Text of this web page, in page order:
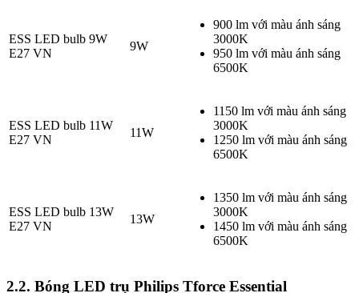
ESS LED bulb 9W
E27 VN
9W
900 lm với màu ánh sáng
3000K
950 lm với màu ánh sáng
6500K
ESS LED bulb 11W
E27 VN
11W
1150 lm với màu ánh sáng
3000K
1250 lm với màu ánh sáng
6500K
ESS LED bulb 13W
E27 VN
13W
1350 lm với màu ánh sáng
3000K
1450 lm với màu ánh sáng
6500K
2.2. Bóng LED trụ Philips Tforce Essential